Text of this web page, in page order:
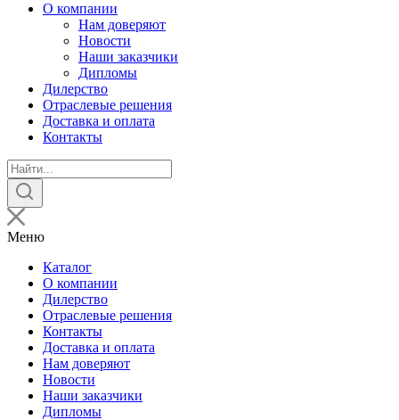
О компании
Нам доверяют
Новости
Наши заказчики
Дипломы
Дилерство
Отраслевые решения
Доставка и оплата
Контакты
Поиск
товаров
Меню
Каталог
О компании
Дилерство
Отраслевые решения
Контакты
Доставка и оплата
Нам доверяют
Новости
Наши заказчики
Дипломы